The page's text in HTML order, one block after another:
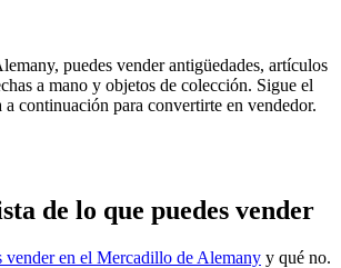
puedes vender antigüedades, artículos
a mano y objetos de colección. Sigue el
a continuación para convertirte en vendedor.
de lo que puedes vender
vender en el Mercadillo de Alemany y qué no.